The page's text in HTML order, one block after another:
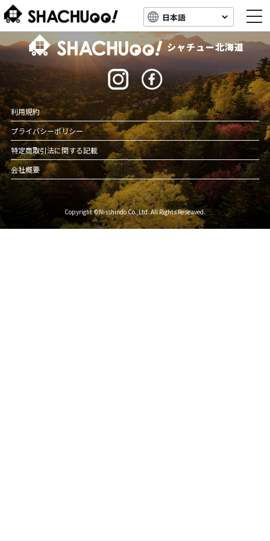
北海道キャンピングカー車中泊スポット情報
シャチュー北海道
利用規約
プライバシーポリシー
特定商取引法に関する記載
会社概要
Copyright ©Nisshindo Co.,Ltd. All Rights Reseaved.